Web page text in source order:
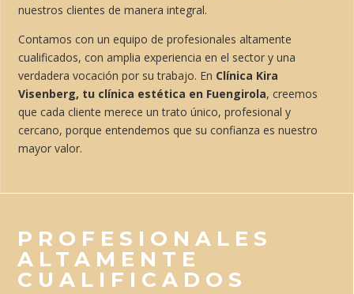
nuestros clientes de manera integral.
Contamos con un equipo de profesionales altamente
cualificados, con amplia experiencia en el sector y una
verdadera vocación por su trabajo. En Clínica Kira
Visenberg, tu clínica estética en Fuengirola, creemos
que cada cliente merece un trato único, profesional y
cercano, porque entendemos que su confianza es nuestro
mayor valor.
PROFESIONALES
ALTAMENTE
CUALIFICADOS